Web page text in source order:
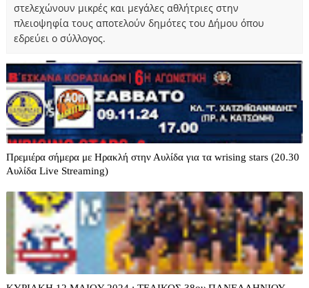
στελεχώνουν μικρές και μεγάλες αθλήτριες στην
πλειοψηφία τους αποτελούν δημότες του Δήμου όπου
εδρεύει ο σύλλογος.
Πρεμιέρα σήμερα με Ηρακλή στην Αυλίδα για τα wrising stars (20.30
Αυλίδα Live Streaming)